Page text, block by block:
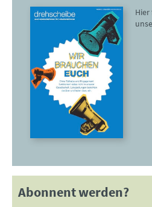
Hier
Abonnent werden?